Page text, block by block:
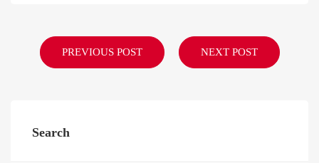
PREVIOUS POST NEXT POST
Search